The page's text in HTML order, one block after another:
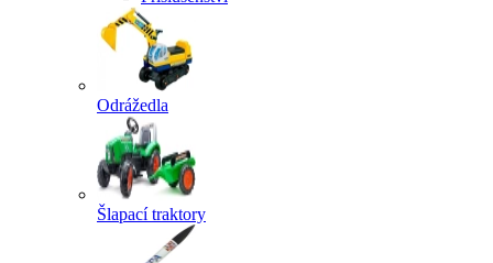
Odrážedla
Šlapací traktory